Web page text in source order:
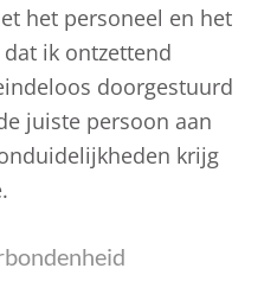
het personeel en het
ik ontzettend
doorgestuurd
juiste persoon aan
krijg